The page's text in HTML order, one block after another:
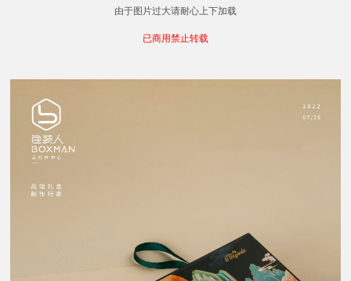
由于图片过大请耐心上下加载
已商用禁止转载